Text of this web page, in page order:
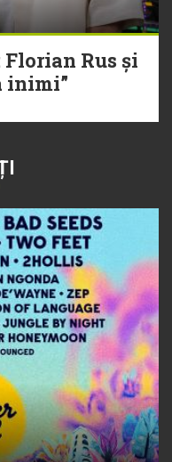
Florian Rus și
inimi”